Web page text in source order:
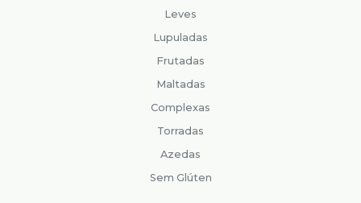
Leves
Lupuladas
Frutadas
Maltadas
Complexas
Torradas
Azedas
Sem Glúten